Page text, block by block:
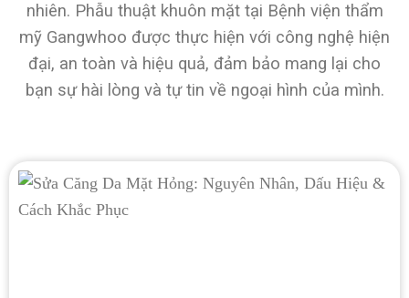
nhiên. Phẫu thuật khuôn mặt tại Bệnh viện thẩm
mỹ Gangwhoo được thực hiện với công nghệ hiện
đại, an toàn và hiệu quả, đảm bảo mang lại cho
bạn sự hài lòng và tự tin về ngoại hình của mình.